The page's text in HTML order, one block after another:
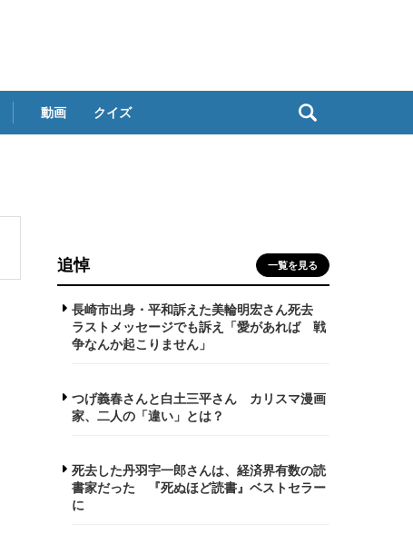
動画 クイズ
追悼 一覧を見る
長崎市出身・平和訴えた美輪明宏さん死去
ラストメッセージでも訴え「愛があれば 戦
争なんか起こりません」
つげ義春さんと白土三平さん カリスマ漫画
家、二人の「違い」とは？
死去した丹羽宇一郎さんは、経済界有数の読
書家だった 『死ぬほど読書』ベストセラー
に